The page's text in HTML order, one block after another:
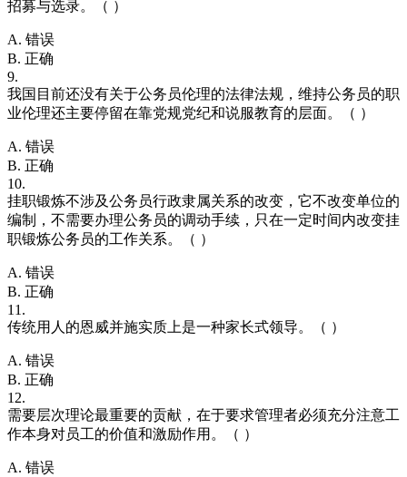
招募与选录。（ ）
A. 错误
B. 正确
9.
我国目前还没有关于公务员伦理的法律法规，维持公务员的职
业伦理还主要停留在靠党规党纪和说服教育的层面。（ ）
A. 错误
B. 正确
10.
挂职锻炼不涉及公务员行政隶属关系的改变，它不改变单位的
编制，不需要办理公务员的调动手续，只在一定时间内改变挂
职锻炼公务员的工作关系。（ ）
A. 错误
B. 正确
11.
传统用人的恩威并施实质上是一种家长式领导。（ ）
A. 错误
B. 正确
12.
需要层次理论最重要的贡献，在于要求管理者必须充分注意工
作本身对员工的价值和激励作用。（ ）
A. 错误